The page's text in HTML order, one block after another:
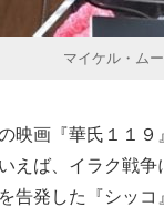
マイケル・ム
映画『華氏１１
えば、イラク戦
告発した『シッ